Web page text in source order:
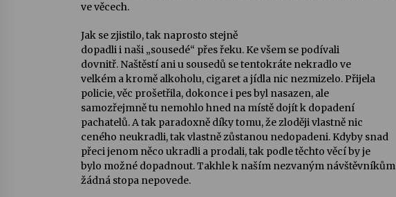
ve věcech.
Jak se zjistilo, tak naprosto stejně
dopadli i naši „sousedé“ přes řeku. Ke všem se podívali
dovnitř. Naštěstí ani u sousedů se tentokráte nekradlo ve
velkém a kromě alkoholu, cigaret a jídla nic nezmizelo. Přijela
policie, věc prošetřila, dokonce i pes byl nasazen, ale
samozřejmně tu nemohlo hned na místě dojít k dopadení
pachatelů. A tak paradoxně díky tomu, že zloději vlastně nic
ceného neukradli, tak vlastně zůstanou nedopadeni. Kdyby snad
přeci jenom něco ukradli a prodali, tak podle těchto věcí by je
bylo možné dopadnout. Takhle k naším nezvaným návštěvníkům
žádná stopa nepovede.